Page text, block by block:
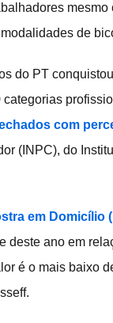
de
do PT
com
(INPC), do
em Domicílio
deste ano em
é o mais baixo